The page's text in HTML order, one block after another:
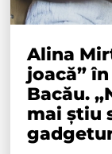
Alina
joacă”
Bacău.
mai știu